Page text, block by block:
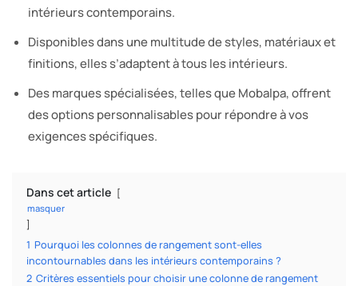
intérieurs contemporains.
Disponibles dans une multitude de styles, matériaux et
finitions, elles s’adaptent à tous les intérieurs.
Des marques spécialisées, telles que Mobalpa, offrent
des options personnalisables pour répondre à vos
exigences spécifiques.
Dans cet article
masquer
1 Pourquoi les colonnes de rangement sont-elles
incontournables dans les intérieurs contemporains ?
2 Critères essentiels pour choisir une colonne de rangement